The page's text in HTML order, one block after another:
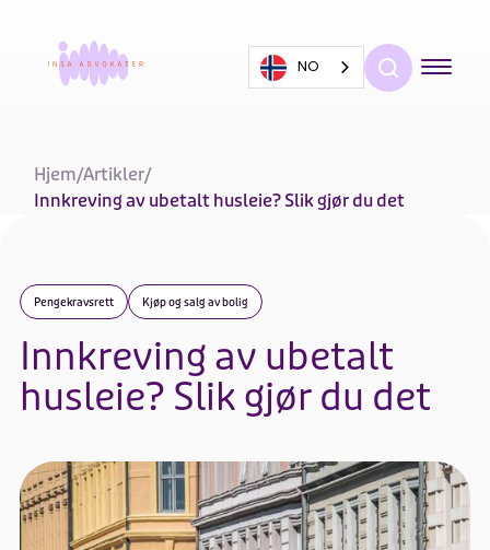
NO
Hjem/Artikler/
Innkreving av ubetalt husleie? Slik gjør du det
Pengekravsrett Kjøp og salg av bolig
Innkreving av ubetalt
husleie? Slik gjør du det